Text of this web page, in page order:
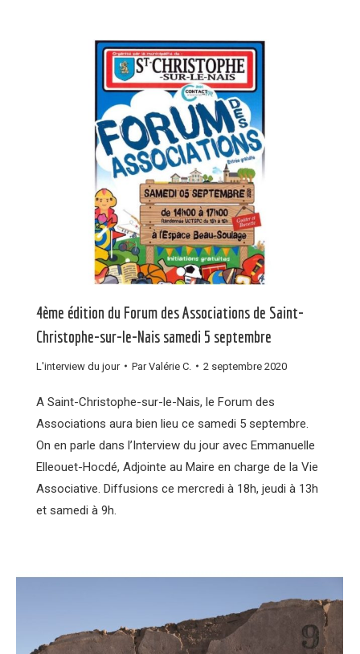
4ème édition du Forum des Associations de Saint-
Christophe-sur-le-Nais samedi 5 septembre
L'interview du jour ParValérie C. 2 septembre 2020
A Saint-Christophe-sur-le-Nais, le Forum des
Associations aura bien lieu ce samedi 5 septembre.
On en parle dans l’Interview du jour avec Emmanuelle
Elleouet-Hocdé, Adjointe au Maire en charge de la Vie
Associative. Diffusions ce mercredi à 18h, jeudi à 13h
et samedi à 9h.